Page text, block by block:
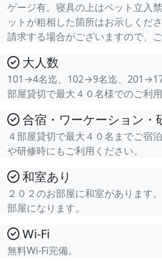
ゲージ有。寝具の上はペット立入
ットが粗相した箇所はお示しくだ
請求する場合がございますので、ご
大人数
101→4名迄、102→9名迄、
部屋貸切で最大４０名様でのご利用
合宿・ワーケーション・
４部屋貸切で最大４０名までご宿
や研修時にもご利用ください。
和室あり
２０２のお部屋に和室があります
部屋になります。
Wi-Fi
無料Wi-Fi完備。